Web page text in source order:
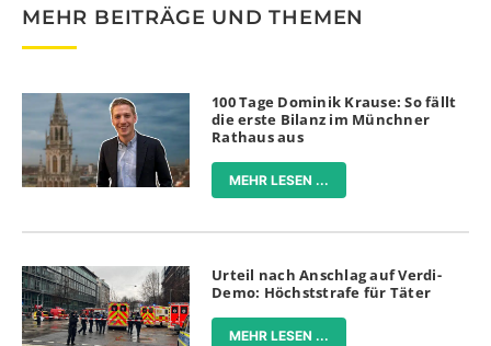
MEHR BEITRÄGE UND THEMEN
100 Tage Dominik Krause: So fällt
die erste Bilanz im Münchner
Rathaus aus
MEHR LESEN ...
Urteil nach Anschlag auf Verdi-
Demo: Höchststrafe für Täter
MEHR LESEN ...